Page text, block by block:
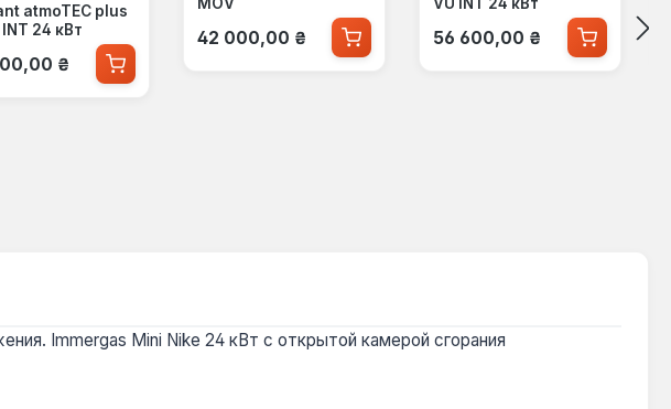
atmoTEC plus
24 кВт
цена:
₴
Обычная цена:
42 000,00 ₴ Обычная цена:
56 600,00 ₴
Immergas Mini Nike 24 кВт с открытой камерой сгорания